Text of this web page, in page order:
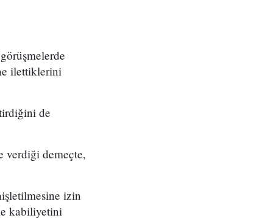
ilettiklerini
de
verdiği demeçte,
izin
kabiliyetini